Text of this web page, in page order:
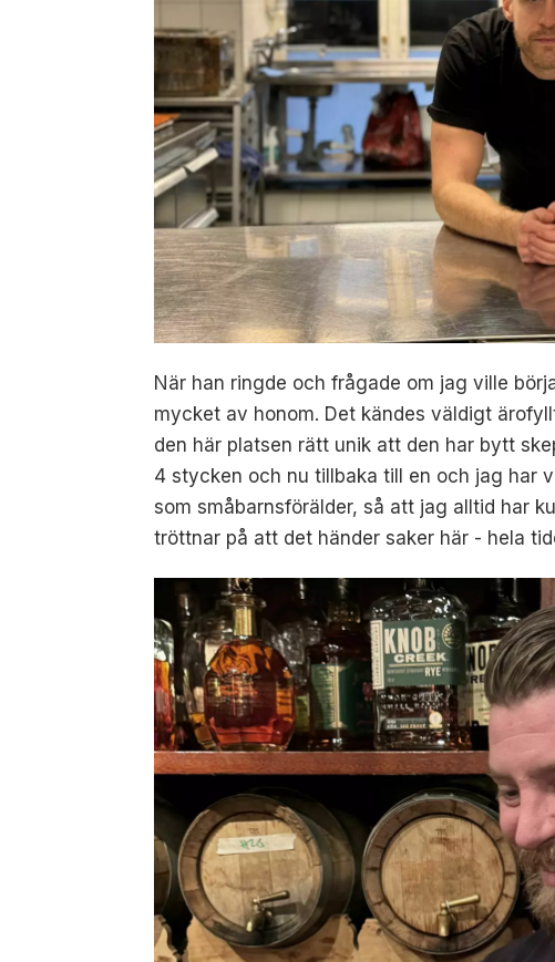
När han ringde och frågade om jag ville
mycket av honom. Det kändes väldigt
den här platsen rätt unik att den har bytt
4 stycken och nu tillbaka till en och jag har
som småbarnsförälder, så att jag alltid har
tröttnar på att det händer saker här - hela